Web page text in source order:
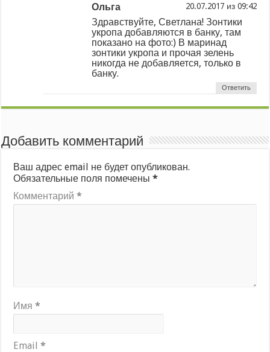
Ольга из
Здравствуйте, Светлана! Зонтики
укропа добавляются в банку, там
показано на фото:) В маринад
зонтики укропа и прочая зелень
никогда не добавляется, только в
банку.
Ответить
Добавить комментарий
Ваш адрес email не будет опубликован.
Обязательные поля помечены*
Комментарий*
Имя*
Email*